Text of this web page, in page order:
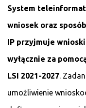
System
wniosek oraz
IP przyjmuje
wyłącznie za
LSI 2021-2027.
umożliwienie